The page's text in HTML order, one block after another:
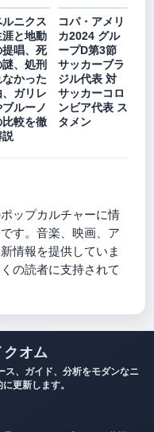
ルニクス
涯と地動
提唱、死
謎、処刑
なかった
ガリレ
ルーノ
比較を徹
説
コパ・アメリ
カ2024 グル
ープD第3節
サッカーブラ
ジル代表 対
サッカーコロ
ンビア代表 ス
タメン
ップカルチャーに情
す。音楽、映画、ア
情報を提供していま
の読者に支持されて
クオム
ス、ガイド、分析をモダンなニ
更新します。